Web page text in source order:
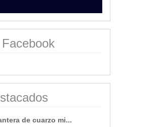
de cuarzo mi...